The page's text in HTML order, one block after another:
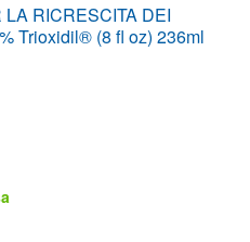
RICRESCITA DEI
Trioxidil® (8 fl oz) 236ml